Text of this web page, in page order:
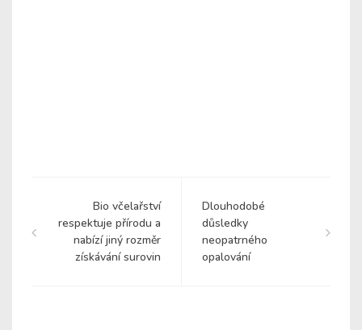
Bio včelařství
respektuje přírodu a
nabízí jiný rozměr
získávání surovin
Dlouhodobé
důsledky
neopatrného
opalování